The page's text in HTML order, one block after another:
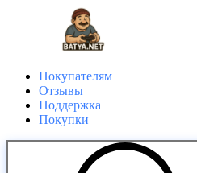
Покупателям
Отзывы
Поддержка
Покупки